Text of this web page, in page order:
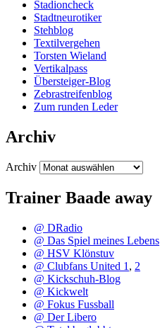
Stadioncheck
Stadtneurotiker
Stehblog
Textilvergehen
Torsten Wieland
Vertikalpass
Übersteiger-Blog
Zebrastreifenblog
Zum runden Leder
Archiv
Archiv
Trainer Baade away
@ DRadio
@ Das Spiel meines Lebens
@ HSV Klönstuv
@ Clubfans United 1 , 2
@ Kickschuh-Blog
@ Kickwelt
@ Fokus Fussball
@ Der Libero